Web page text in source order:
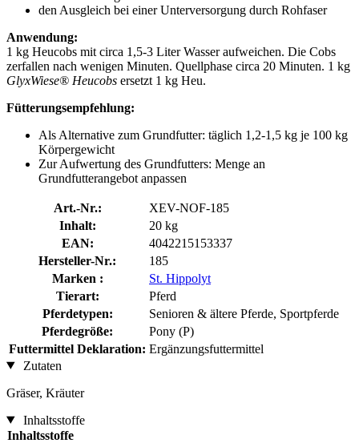
den Ausgleich bei einer Unterversorgung durch Rohfaser
Anwendung:
1 kg Heucobs mit circa 1,5-3 Liter Wasser aufweichen. Die Cobs
zerfallen nach wenigen Minuten. Quellphase circa 20 Minuten. 1 kg
GlyxWiese® Heucobs ersetzt 1 kg Heu.
Fütterungsempfehlung:
Als Alternative zum Grundfutter: täglich 1,2-1,5 kg je 100 kg
Körpergewicht
Zur Aufwertung des Grundfutters: Menge an
Grundfutterangebot anpassen
Art.-Nr.:
XEV-NOF-185
Inhalt:
20 kg
EAN:
4042215153337
Hersteller-Nr.:
185
Marken :
St. Hippolyt
Tierart:
Pferd
Pferdetypen:
Senioren & ältere Pferde, Sportpferde
Pferdegröße:
Pony (P)
Futtermittel Deklaration: Ergänzungsfuttermittel
Zutaten
Gräser, Kräuter
Inhaltsstoffe
Inhaltsstoffe